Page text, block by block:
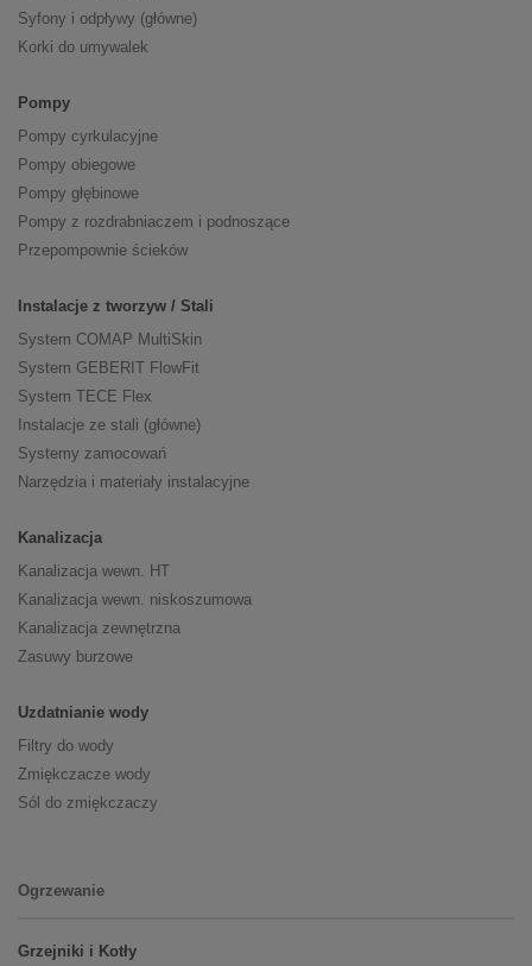
Syfony i odpływy (główne)
Korki do umywalek
Pompy
Pompy cyrkulacyjne
Pompy obiegowe
Pompy głębinowe
Pompy z rozdrabniaczem i podnoszące
Przepompownie ścieków
Instalacje z tworzyw / Stali
System COMAP MultiSkin
System GEBERIT FlowFit
System TECE Flex
Instalacje ze stali (główne)
Systemy zamocowań
Narzędzia i materiały instalacyjne
Kanalizacja
Kanalizacja wewn. HT
Kanalizacja wewn. niskoszumowa
Kanalizacja zewnętrzna
Zasuwy burzowe
Uzdatnianie wody
Filtry do wody
Zmiękczacze wody
Sól do zmiękczaczy
Ogrzewanie
Grzejniki i Kotły